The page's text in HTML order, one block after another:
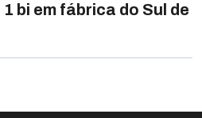
bi em fábrica do Sul de